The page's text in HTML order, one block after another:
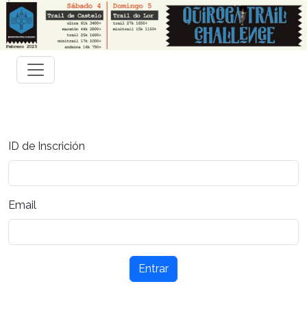
ID de Inscrición
Email
Entrar